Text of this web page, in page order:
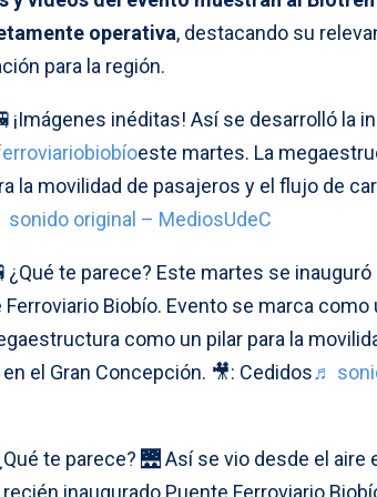
operativa, destacando su
para la región.
inéditas! Así se desarrolló la
este martes. La
la movilidad de pasajeros y el flujo de
original – MediosUdeC
te parece? Este martes se
Biobío. Evento se marca como
como un pilar para la
el Gran Concepción. 🎥: Cedidos♬
te parece? 🌉 Así se vio desde el aire
inaugurado Puente Ferroviario